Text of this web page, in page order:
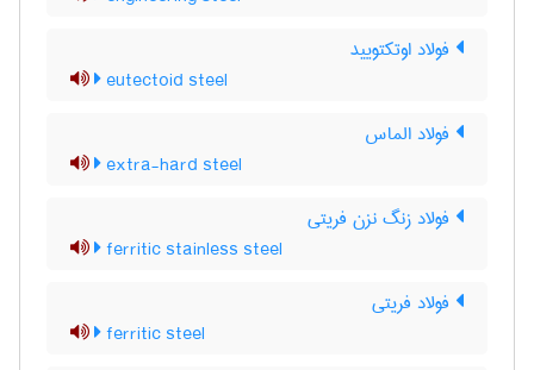
فولاد اوتکتویید
eutectoid steel
فولاد الماس
extra-hard steel
فولاد زنگ نزن فریتی
ferritic stainless steel
فولاد فریتی
ferritic steel